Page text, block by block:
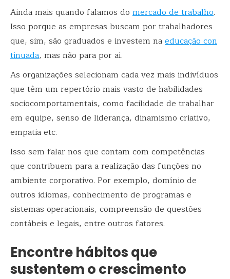
Ainda mais quando falamos do mercado de trabalho.
Isso porque as empresas buscam por trabalhadores
que, sim, são graduados e investem naeducação con
tinuada, mas não para por aí.
As organizações selecionam cada vez mais indivíduos
que têm um repertório mais vasto de habilidades
sociocomportamentais, como facilidade de trabalhar
em equipe, senso de liderança, dinamismo criativo,
empatia etc.
Isso sem falar nos que contam com competências
que contribuem para a realização das funções no
ambiente corporativo. Por exemplo, domínio de
outros idiomas, conhecimento de programas e
sistemas operacionais, compreensão de questões
contábeis e legais, entre outros fatores.
Encontre hábitos que
sustentem o crescimento